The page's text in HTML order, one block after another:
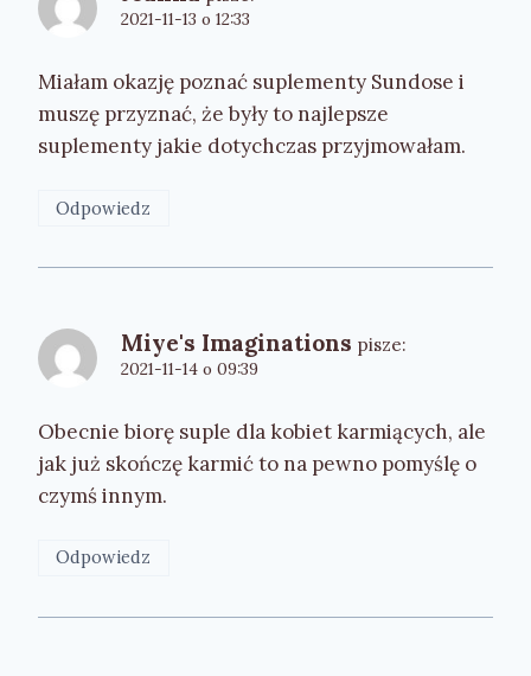
2021-11-13 o 12:33
Miałam okazję poznać suplementy Sundose i
muszę przyznać, że były to najlepsze
suplementy jakie dotychczas przyjmowałam.
Odpowiedz
Miye's Imaginations pisze:
2021-11-14 o 09:39
Obecnie biorę suple dla kobiet karmiących, ale
jak już skończę karmić to na pewno pomyślę o
czymś innym.
Odpowiedz